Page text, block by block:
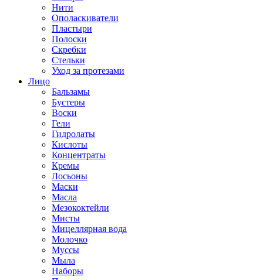
Нити
Ополаскиватели
Пластыри
Полоски
Скребки
Стельки
Уход за протезами
Лицо
Бальзамы
Бустеры
Воски
Гели
Гидролаты
Кислоты
Концентраты
Кремы
Лосьоны
Маски
Масла
Мезококтейли
Мисты
Мицеллярная вода
Молочко
Муссы
Мыла
Наборы